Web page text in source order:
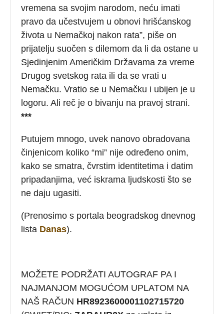
vremena sa svojim narodom, neću imati
pravo da učestvujem u obnovi hrišćanskog
života u Nemačkoj nakon rata”, piše on
prijatelju suočen s dilemom da li da ostane u
Sjedinjenim Američkim Državama za vreme
Drugog svetskog rata ili da se vrati u
Nemačku. Vratio se u Nemačku i ubijen je u
logoru. Ali reč je o bivanju na pravoj strani.
***
Putujem mnogo, uvek nanovo obradovana
činjenicom koliko “mi” nije određeno onim,
kako se smatra, čvrstim identitetima i datim
pripadanjima, već iskrama ljudskosti što se
ne daju ugasiti.
(Prenosimo s portala beogradskog dnevnog
lista Danas).
MOŽETE PODRŽATI AUTOGRAF PA I
NAJMANJOM MOGUĆOM UPLATOM NA
NAŠ RAČUN HR8923600001102715720